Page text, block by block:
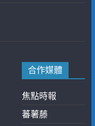
合作媒體
焦點時報
蕃薯藤